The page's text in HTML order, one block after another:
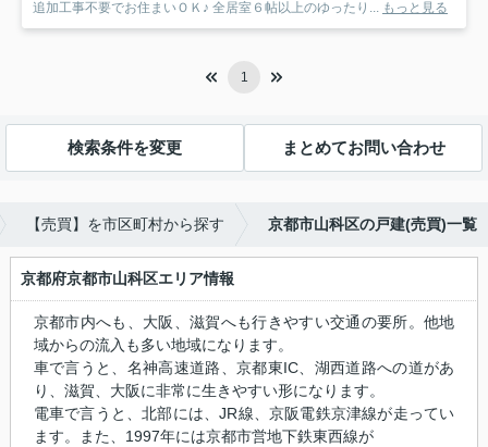
追加工事不要でお住まいＯＫ♪ 全居室６帖以上のゆったり... もっと見る
1
検索条件を変更 まとめてお問い合わせ
【売買】を市区町村から探す 京都市山科区の戸建(売買)一覧
京都府京都市山科区エリア情報
京都市内へも、大阪、滋賀へも行きやすい交通の要所。他地
域からの流入も多い地域になります。
車で言うと、名神高速道路、京都東IC、湖西道路への道があ
り、滋賀、大阪に非常に生きやすい形になります。
電車で言うと、北部には、JR線、京阪電鉄京津線が走ってい
ます。また、1997年には京都市営地下鉄東西線が